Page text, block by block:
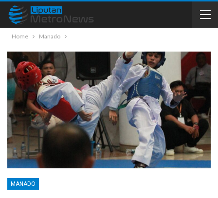
Home Manado
MANADO